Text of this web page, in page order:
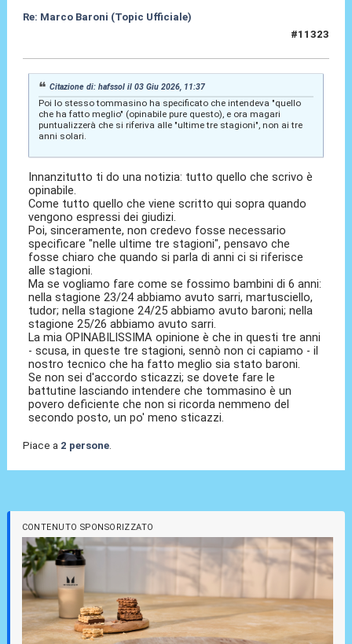
Re: Marco Baroni (Topic Ufficiale)
#11323
Citazione di: hafssol il 03 Giu 2026, 11:37
Poi lo stesso tommasino ha specificato che intendeva "quello
che ha fatto meglio" (opinabile pure questo), e ora magari
puntualizzerà che si riferiva alle "ultime tre stagioni", non ai tre
anni solari.
Innanzitutto ti do una notizia: tutto quello che scrivo è
opinabile.
Come tutto quello che viene scritto qui sopra quando
vengono espressi dei giudizi.
Poi, sinceramente, non credevo fosse necessario
specificare "nelle ultime tre stagioni", pensavo che
fosse chiaro che quando si parla di anni ci si riferisce
alle stagioni.
Ma se vogliamo fare come se fossimo bambini di 6 anni:
nella stagione 23/24 abbiamo avuto sarri, martusciello,
tudor; nella stagione 24/25 abbiamo avuto baroni; nella
stagione 25/26 abbiamo avuto sarri.
La mia OPINABILISSIMA opinione è che in questi tre anni
- scusa, in queste tre stagioni, sennò non ci capiamo - il
nostro tecnico che ha fatto meglio sia stato baroni.
Se non sei d'accordo sticazzi; se dovete fare le
battutine lasciando intendere che tommasino è un
povero deficiente che non si ricorda nemmeno del
secondo posto, un po' meno sticazzi.
Piace a 2 persone.
CONTENUTO SPONSORIZZATO